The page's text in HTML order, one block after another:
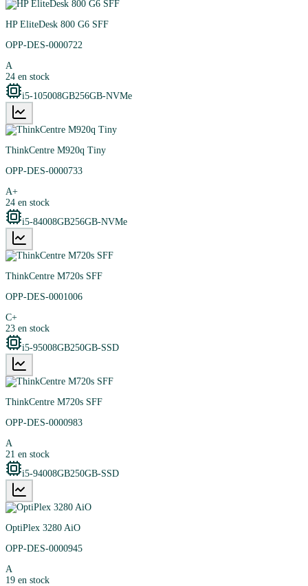
HP EliteDesk 800 G6 SFF
OPP-DES-0000722
A
24 en stock
i5-105008GB256GB-NVMe
ThinkCentre M920q Tiny
OPP-DES-0000733
A+
24 en stock
i5-84008GB256GB-NVMe
ThinkCentre M720s SFF
OPP-DES-0001006
C+
23 en stock
i5-95008GB250GB-SSD
ThinkCentre M720s SFF
OPP-DES-0000983
A
21 en stock
i5-94008GB250GB-SSD
OptiPlex 3280 AiO
OPP-DES-0000945
A
19 en stock